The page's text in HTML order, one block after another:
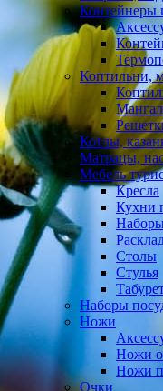
Контейнеры
Коптильни,
Котлы,
Матрацы,
Мебель
Кресла
Кухни
Столы
Стулья
Наборы
Ножи
Ножи
Ножи
Очки